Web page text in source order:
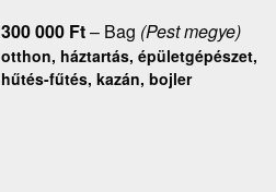
300 000 Ft– Bag (Pest megye)
otthon, háztartás, épületgépészet,
hűtés-fűtés, kazán, bojler